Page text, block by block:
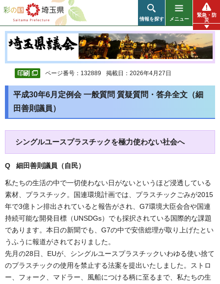
彩の国 埼玉県
情報を探す メニュー
緊急・防
災
ページ番号：132889 掲載日：2026年4月27日
平成30年6月定例会 一般質問 質疑質問・答弁全文（細
田善則議員）
シングルユースプラスチックを極力使わない社会へ
Q 細田善則議員（自民）
私たちの生活の中で一切使わない日がないというほど浸透している
素材、プラスチック。国連環境計画では、プラスチックごみが2015
年で3億トン排出されていると報告がされ、G7環境大臣会合や国連
持続可能な開発目標（UNSDGs）でも採択されている国際的な課題
であります。本日の新聞でも、G7の中で安倍総理が取り上げたとい
うふうに報道がされておりました。
先月の28日、EUが、シングルユースプラスチックいわゆる使い捨て
のプラスチックの使用を禁止する法案を提出いたしました。ストロ
ー、フォーク、マドラー、風船につける柄に至るまで、私たちの生